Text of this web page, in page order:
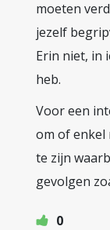
moeten
jezelf
Erin niet, in
heb.
Voor een
om of enkel
te zijn
gevolgen
0